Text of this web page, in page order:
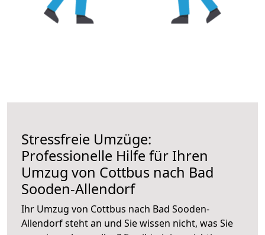
Stressfreie Umzüge:
Professionelle Hilfe für Ihren
Umzug von Cottbus nach Bad
Sooden-Allendorf
Ihr Umzug von Cottbus nach Bad Sooden-
Allendorf steht an und Sie wissen nicht, was Sie